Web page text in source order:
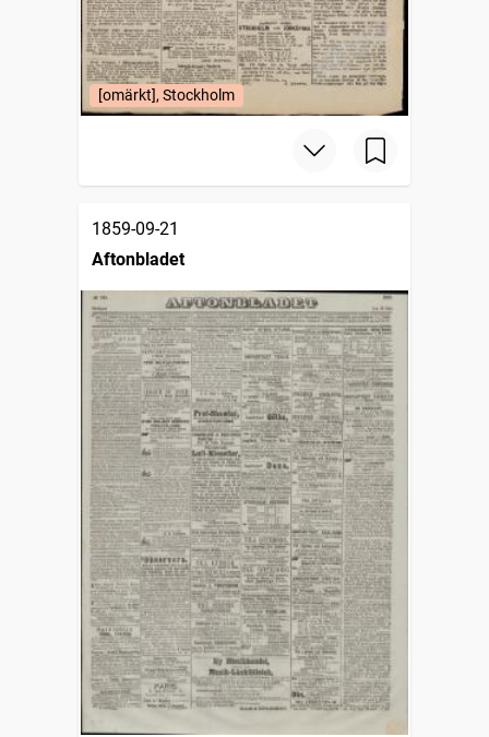
[omärkt], Stockholm
1859-09-21
Aftonbladet